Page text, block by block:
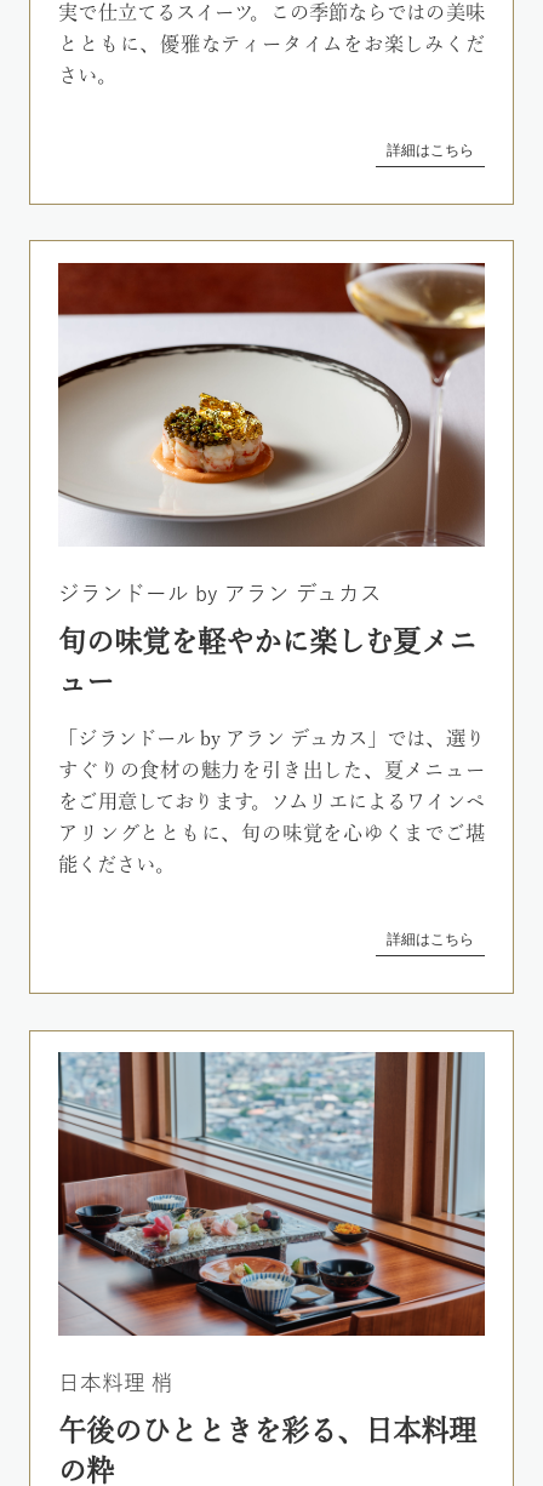
実で仕立てるスイーツ。この季節ならではの美味
とともに、優雅なティータイムをお楽しみくだ
さい。
詳細はこちら
ジランドール by アラン デュカス
旬の味覚を軽やかに楽しむ夏メニ
ュー
「ジランドール by アラン デュカス」では、選り
すぐりの食材の魅力を引き出した、夏メニュー
をご用意しております。ソムリエによるワインペ
アリングとともに、旬の味覚を心ゆくまでご堪
能ください。
詳細はこちら
日本料理 梢
午後のひとときを彩る、日本料理
の粋